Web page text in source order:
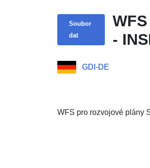
Soubor
dat
-
GDI-DE
WFS pro rozvojové plány